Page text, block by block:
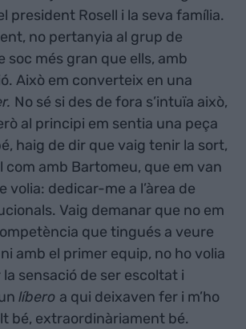
president Rosell i la seva família.
no pertanyia al grup de
soc més gran que ells, amb
Això em converteix en una
No sé si des de fora s’intuïa això,
al principi em sentia una peça
haig de dir que vaig tenir la sort,
com amb Bartomeu, que em van
volia: dedicar-me a l’àrea de
Vaig demanar que no em
que tingués a veure
amb el primer equip, no ho volia
sensació de ser escoltat i
líbero a qui deixaven fer i m’ho
bé, extraordinàriament bé.